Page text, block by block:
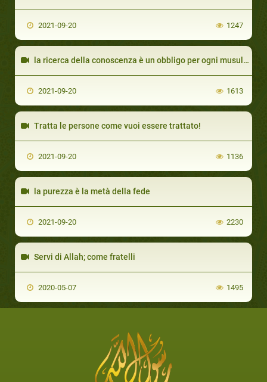
2021-09-20 1247
la ricerca della conoscenza è un obbligo per ogni musulmano
2021-09-20 1613
Tratta le persone come vuoi essere trattato!
2021-09-20 1136
la purezza è la metà della fede
2021-09-20 2230
Servi di Allah; come fratelli
2020-05-07 1495